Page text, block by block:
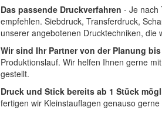
Das passende Druckverfahren - Je nach
empfehlen. Siebdruck, Transferdruck,
unserer angebotenen Drucktechniken,
Wir sind Ihr Partner von der Planung
Produktionslauf. Wir helfen Ihnen gerne
gestellt.
Druck und Stick bereits ab 1 Stück
fertigen wir Kleinstauflagen genauso